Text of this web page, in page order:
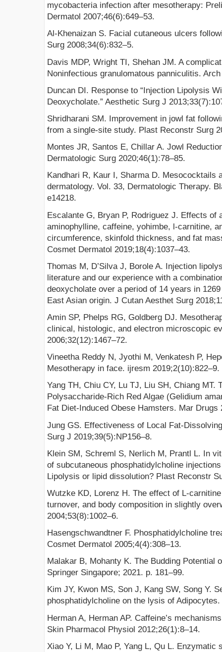
mycobacteria infection after mesotherapy:
Dermatol 2007;46(6):649–53.
Al-Khenaizan S. Facial cutaneous ulcers
Surg 2008;34(6):832–5.
Davis MDP, Wright TI, Shehan JM. A
Noninfectious granulomatous panniculitis.
Duncan DI. Response to “Injection Lipolysis
Deoxycholate.” Aesthetic Surg J
Shridharani SM. Improvement in jowl fat
from a single-site study. Plast Reconstr Surg
Montes JR, Santos E, Chillar A. Jowl
Dermatologic Surg 2020;46(1):78–85.
Kandhari R, Kaur I, Sharma D. Mesococktails
dermatology. Vol. 33, Dermatologic Therapy.
e14218.
Escalante G, Bryan P, Rodriguez J. Effects of
aminophylline, caffeine, yohimbe, l-carnitine,
circumference, skinfold thickness, and fat
Cosmet Dermatol 2019;18(4):1037–43.
Thomas M, D’Silva J, Borole A. Injection
literature and our experience with a
deoxycholate over a period of 14 years in
East Asian origin. J Cutan Aesthet Surg
Amin SP, Phelps RG, Goldberg DJ.
clinical, histologic, and electron microscopic
2006;32(12):1467–72.
Vineetha Reddy N, Jyothi M, Venkatesh P,
Mesotherapy in face. ijresm 2019;2(10):822–9.
Yang TH, Chiu CY, Lu TJ, Liu SH, Chiang MT.
Polysaccharide-Rich Red Algae (Gelidium
Fat Diet-Induced Obese Hamsters. Mar Drugs
Jung GS. Effectiveness of Local Fat-
Surg J 2019;39(5):NP156–8.
Klein SM, Schreml S, Nerlich M, Prantl L. In
of subcutaneous phosphatidylcholine
Lipolysis or lipid dissolution? Plast Reconstr
Wutzke KD, Lorenz H. The effect of L-
turnover, and body composition in slightly
2004;53(8):1002–6.
Hasengschwandtner F. Phosphatidylcholine
Cosmet Dermatol 2005;4(4):308–13.
Malakar B, Mohanty K. The Budding Potential
Springer Singapore; 2021. p. 181–99.
Kim JY, Kwon MS, Son J, Kang SW, Song Y.
phosphatidylcholine on the lysis of
Herman A, Herman AP. Caffeine’s
Skin Pharmacol Physiol 2012;26(1):8–14.
Xiao Y, Li M, Mao P, Yang L, Qu L.